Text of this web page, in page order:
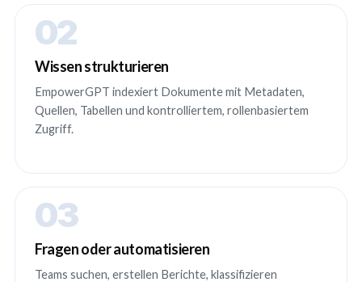
02
Wissen strukturieren
EmpowerGPT indexiert Dokumente mit Metadaten,
Quellen, Tabellen und kontrolliertem, rollenbasiertem
Zugriff.
03
Fragen oder automatisieren
Teams suchen, erstellen Berichte, klassifizieren